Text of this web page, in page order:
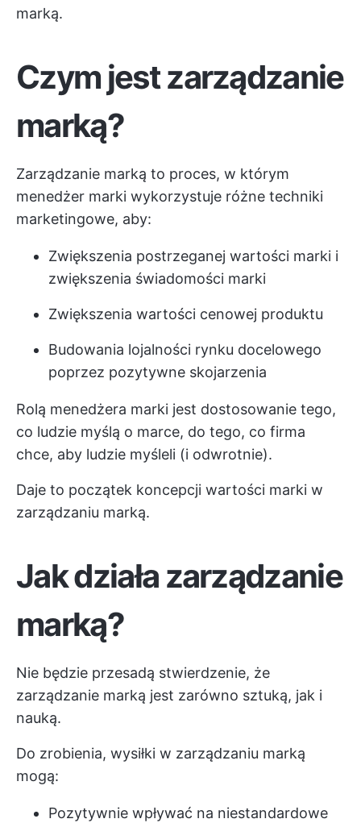
marką.
Czym jest zarządzanie
marką?
Zarządzanie marką to proces, w którym
menedżer marki wykorzystuje różne techniki
marketingowe, aby:
Zwiększenia postrzeganej wartości marki i
zwiększenia świadomości marki
Zwiększenia wartości cenowej produktu
Budowania lojalności rynku docelowego
poprzez pozytywne skojarzenia
Rolą menedżera marki jest dostosowanie tego,
co ludzie myślą o marce, do tego, co firma
chce, aby ludzie myśleli (i odwrotnie).
Daje to początek koncepcji wartości marki w
zarządzaniu marką.
Jak działa zarządzanie
marką?
Nie będzie przesadą stwierdzenie, że
zarządzanie marką jest zarówno sztuką, jak i
nauką.
Do zrobienia, wysiłki w zarządzaniu marką
mogą:
Pozytywnie wpływać na niestandardowe